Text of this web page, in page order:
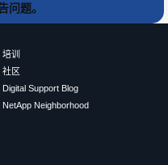
问题。
培训
社区
Digital Support Blog
NetApp Neighborhood